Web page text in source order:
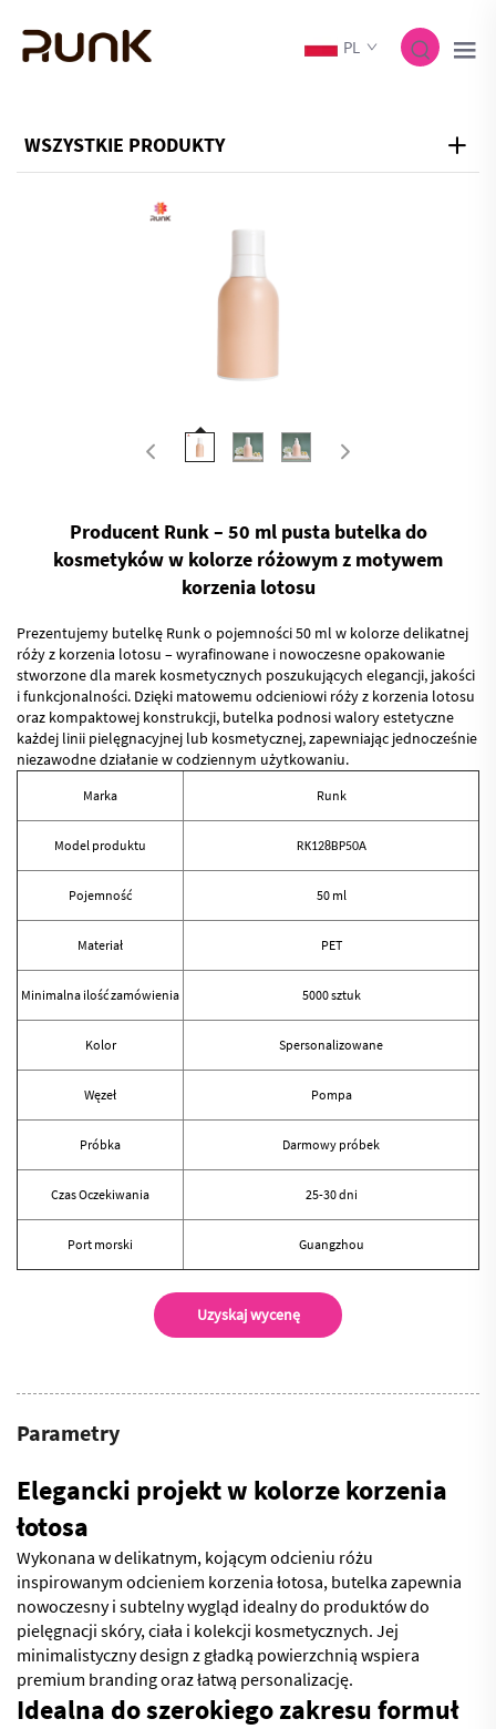
PL
WSZYSTKIE PRODUKTY
Producent Runk – 50 ml pusta butelka do
kosmetyków w kolorze różowym z motywem
korzenia lotosu
Prezentujemy butelkę Runk o pojemności 50 ml w kolorze delikatnej
róży z korzenia lotosu – wyrafinowane i nowoczesne opakowanie
stworzone dla marek kosmetycznych poszukujących elegancji, jakości
i funkcjonalności. Dzięki matowemu odcieniowi róży z korzenia lotosu
oraz kompaktowej konstrukcji, butelka podnosi walory estetyczne
każdej linii pielęgnacyjnej lub kosmetycznej, zapewniając jednocześnie
niezawodne działanie w codziennym użytkowaniu.
Marka Runk
Model produktu RK128BP50A
Pojemność 50 ml
Materiał PET
Minimalna ilość zamówienia 5000 sztuk
Kolor Spersonalizowane
Węzeł Pompa
Próbka Darmowy próbek
Czas Oczekiwania 25-30 dni
Port morski Guangzhou
Uzyskaj wycenę
Parametry
Elegancki projekt w kolorze korzenia
łotosa
Wykonana w delikatnym, kojącym odcieniu różu
inspirowanym odcieniem korzenia łotosa, butelka zapewnia
nowoczesny i subtelny wygląd idealny do produktów do
pielęgnacji skóry, ciała i kolekcji kosmetycznych. Jej
minimalistyczny design z gładką powierzchnią wspiera
premium branding oraz łatwą personalizację.
Idealna do szerokiego zakresu formuł